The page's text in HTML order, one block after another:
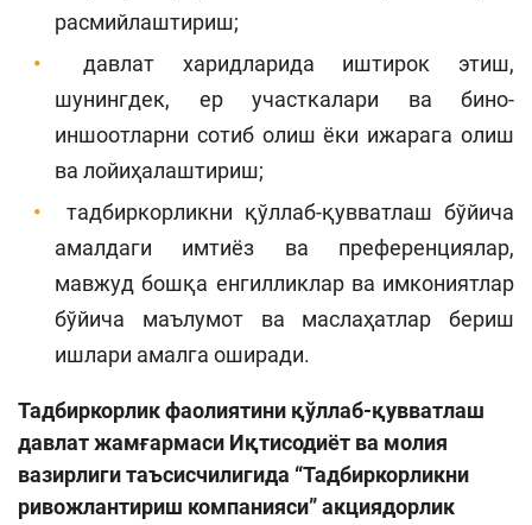
расмийлаштириш;
давлат харидларида иштирок этиш,
шунингдек, ер участкалари ва бино-
иншоотларни сотиб олиш ёки ижарага олиш
ва лойиҳалаштириш;
тадбиркорликни қўллаб-қувватлаш бўйича
амалдаги имтиёз ва преференциялар,
мавжуд бошқа енгилликлар ва имкониятлар
бўйича маълумот ва маслаҳатлар бериш
ишлари амалга оширади.
Тадбиркорлик фаолиятини қўллаб-қувватлаш
давлат жамғармаси Иқтисодиёт ва молия
вазирлиги таъсисчилигида “Тадбиркорликни
ривожлантириш компанияси” акциядорлик